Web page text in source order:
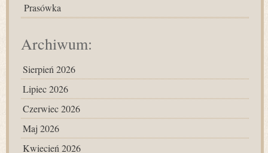
Prasówka
Archiwum:
Sierpień 2026
Lipiec 2026
Czerwiec 2026
Maj 2026
Kwiecień 2026